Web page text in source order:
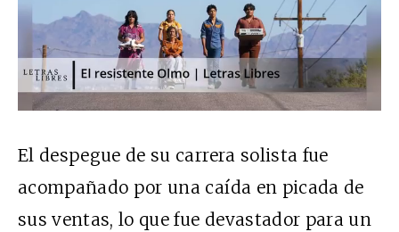
El despegue de su carrera solista fue
acompañado por una caída en picada de
sus ventas, lo que fue devastador para un